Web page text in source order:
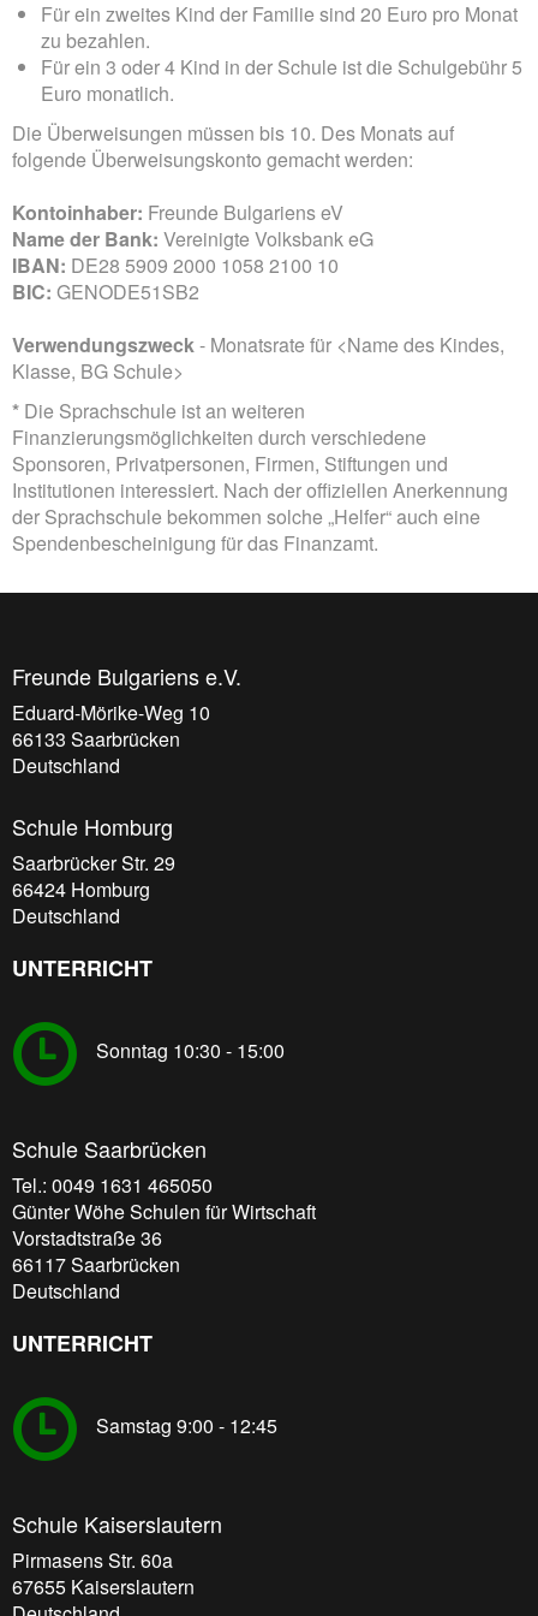
Für ein zweites Kind der Familie sind 20 Euro pro Monat
zu bezahlen.
Für ein 3 oder 4 Kind in der Schule ist die Schulgebühr 5
Euro monatlich.
Die Überweisungen müssen bis 10. Des Monats auf
folgende Überweisungskonto gemacht werden:
Kontoinhaber: Freunde Bulgariens eV
Name der Bank: Vereinigte Volksbank eG
IBAN: DE28 5909 2000 1058 2100 10
BIC: GENODE51SB2
Verwendungszweck- Monatsrate für <Name des Kindes,
Klasse, BG Schule>
* Die Sprachschule ist an weiteren
Finanzierungsmöglichkeiten durch verschiedene
Sponsoren, Privatpersonen, Firmen, Stiftungen und
Institutionen interessiert. Nach der offiziellen Anerkennung
der Sprachschule bekommen solche „Helfer“ auch eine
Spendenbescheinigung für das Finanzamt.
Freunde Bulgariens e.V.
Eduard-Mörike-Weg 10
66133 Saarbrücken
Deutschland
Schule Homburg
Saarbrücker Str. 29
66424 Homburg
Deutschland
UNTERRICHT
Sonntag 10:30 - 15:00
Schule Saarbrücken
Tel.: 0049 1631 465050
Günter Wöhe Schulen für Wirtschaft
Vorstadtstraße 36
66117Saarbrücken
Deutschland
UNTERRICHT
Samstag 9:00 - 12:45
Schule Kaiserslautern
Pirmasens Str. 60a
67655 Kaiserslautern